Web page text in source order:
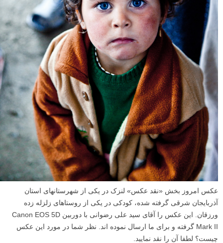
عکس امروز بخش «نقد عکس» لنزک در یکی از شهرستانهای استان
آذربایجان شرقی گرفته شده، کودکی در یکی از روستاهای زلزله زده
ورزقان. این عکس را آقای سید علی رضوانی با دوربین Canon EOS 5D
Mark II گرفته و برای ما ارسال نموده اند. نظر شما در مورد این عکس
چیست؟ لطفا آن را نقد نمایید.